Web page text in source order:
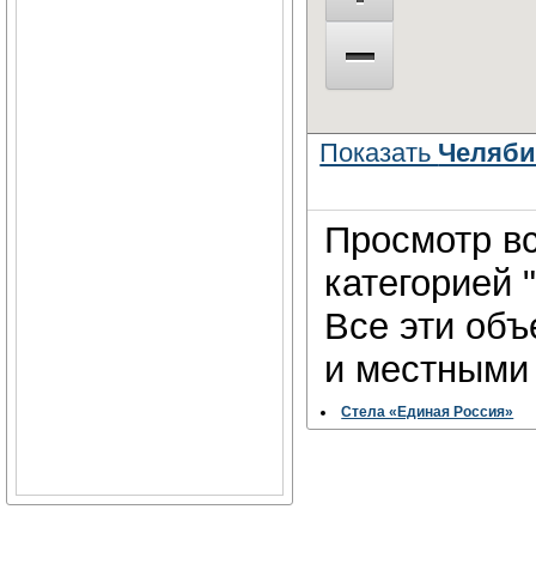
Показать
Просмотр
категорией
Все эти
и местными
Стела «Единая Россия»